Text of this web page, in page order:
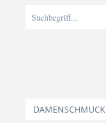
DAMENSCHMUCK